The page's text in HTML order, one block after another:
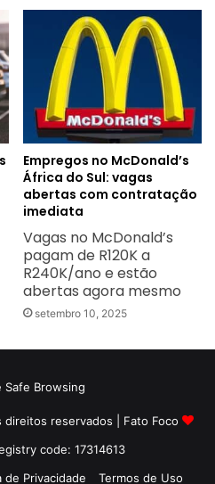
Empregos no McDonald’s
África do Sul: vagas
abertas com contratação
imediata
Vagas no McDonald’s
pagam de R120K a
R240K/ano e estão
abertas agora mesmo
setembro 10, 2025
reservados | Fato Foco
code: 17314613
de Privacidade Termos de Uso